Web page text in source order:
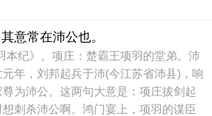
意常在沛公也。
本纪》。项庄：楚霸王项羽的堂弟。沛
年，刘邦起兵于沛(今江苏省沛县)，响
为沛公。这两句大意是：项庄拔剑起
刺杀沛公啊。鸿门宴上，项羽的谋臣